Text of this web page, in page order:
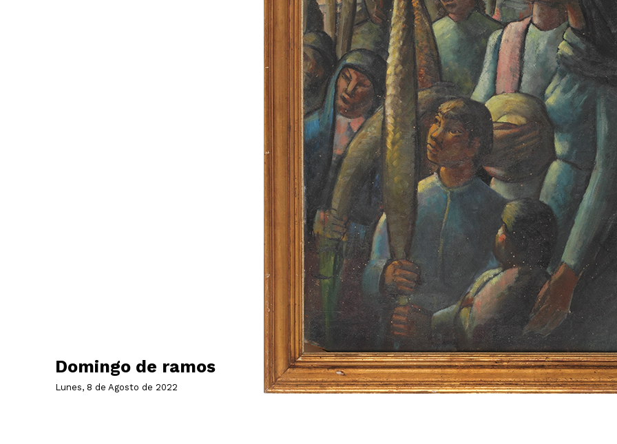
Domingo de ramos
Lunes, 8 de Agosto de 2022